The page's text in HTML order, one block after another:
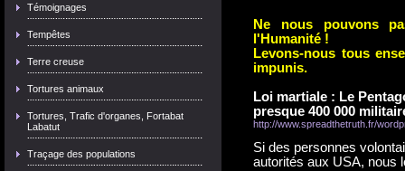
Témoignages
Tempêtes
Terre creuse
Tortures animaux
Tortures, Trafic d'organes, Fortabat
Labatut
Traçage des populations
Ne nous pouvons
l'Humanité !
Levons-nous tous
impunis.
Loi martiale : Le
presque 400 000
http://www.spreadthetruth.fr/
Si des personnes
autorités aux USA, nous